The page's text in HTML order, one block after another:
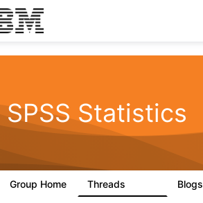
SPSS Statistics
Group Home Threads Blogs